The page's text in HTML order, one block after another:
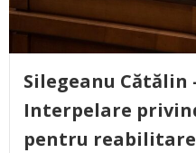
Silegeanu Cătălin
Interpelare
pentru